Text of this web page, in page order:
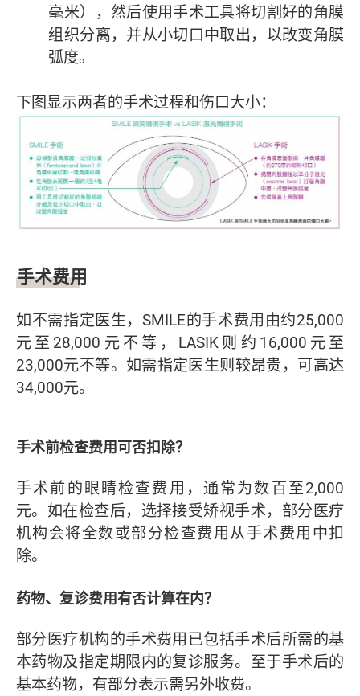
毫米），然后使用手术工具将切割好的角膜
组织分离，并从小切口中取出，以改变角膜
弧度。
下图显示两者的手术过程和伤口大小：
手术费用
如不需指定医生，SMILE的手术费用由约25,000
元至28,000元不等，LASIK则约16,000元至
23,000元不等。如需指定医生则较昂贵，可高达
34,000元。
手术前检查费用可否扣除？
手术前的眼睛检查费用，通常为数百至2,000
元。如在检查后，选择接受矫视手术，部分医疗
机构会将全数或部分检查费用从手术费用中扣
除。
药物、复诊费用有否计算在内？
部分医疗机构的手术费用已包括手术后所需的基
本药物及指定期限内的复诊服务。至于手术后的
基本药物，有部分表示需另外收费。